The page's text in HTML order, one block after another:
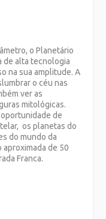
o Planetário
de alta tecnologia
na sua amplitude. A
o céu nas
ver as
mitológicas.
de
os planetas do
do mundo da
de 50
Franca.